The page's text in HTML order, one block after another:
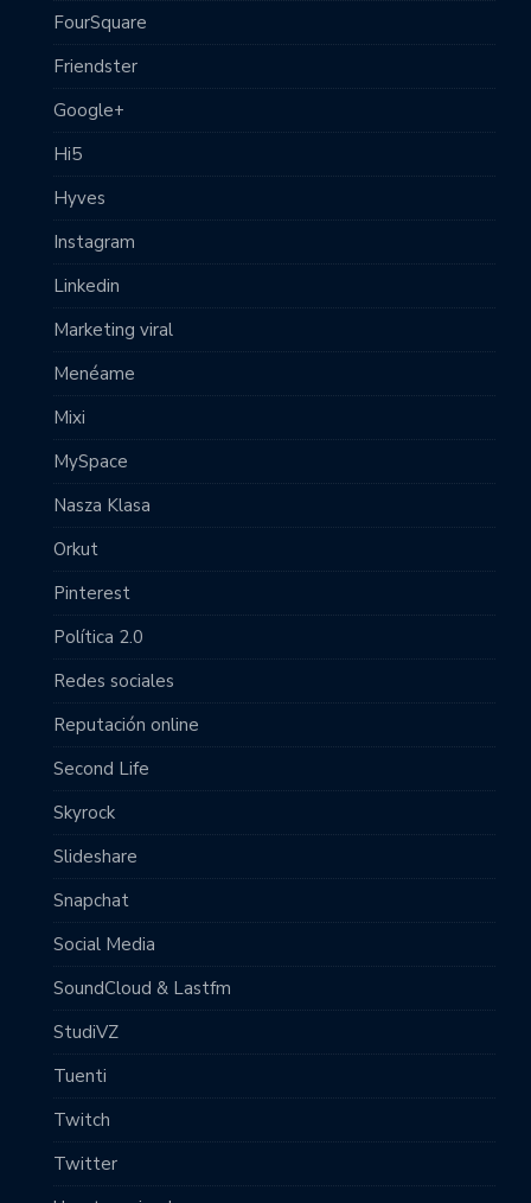
FourSquare
Friendster
Google+
Hi5
Hyves
Instagram
Linkedin
Marketing viral
Menéame
Mixi
MySpace
Nasza Klasa
Orkut
Pinterest
Política 2.0
Redes sociales
Reputación online
Second Life
Skyrock
Slideshare
Snapchat
Social Media
SoundCloud & Lastfm
StudiVZ
Tuenti
Twitch
Twitter